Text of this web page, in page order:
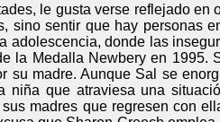
le gusta verse reflejado en
sino sentir que hay personas
adolescencia, donde las
la Medalla Newbery en
su madre. Aunque Sal se
niña que atraviesa una
madres que regresen con